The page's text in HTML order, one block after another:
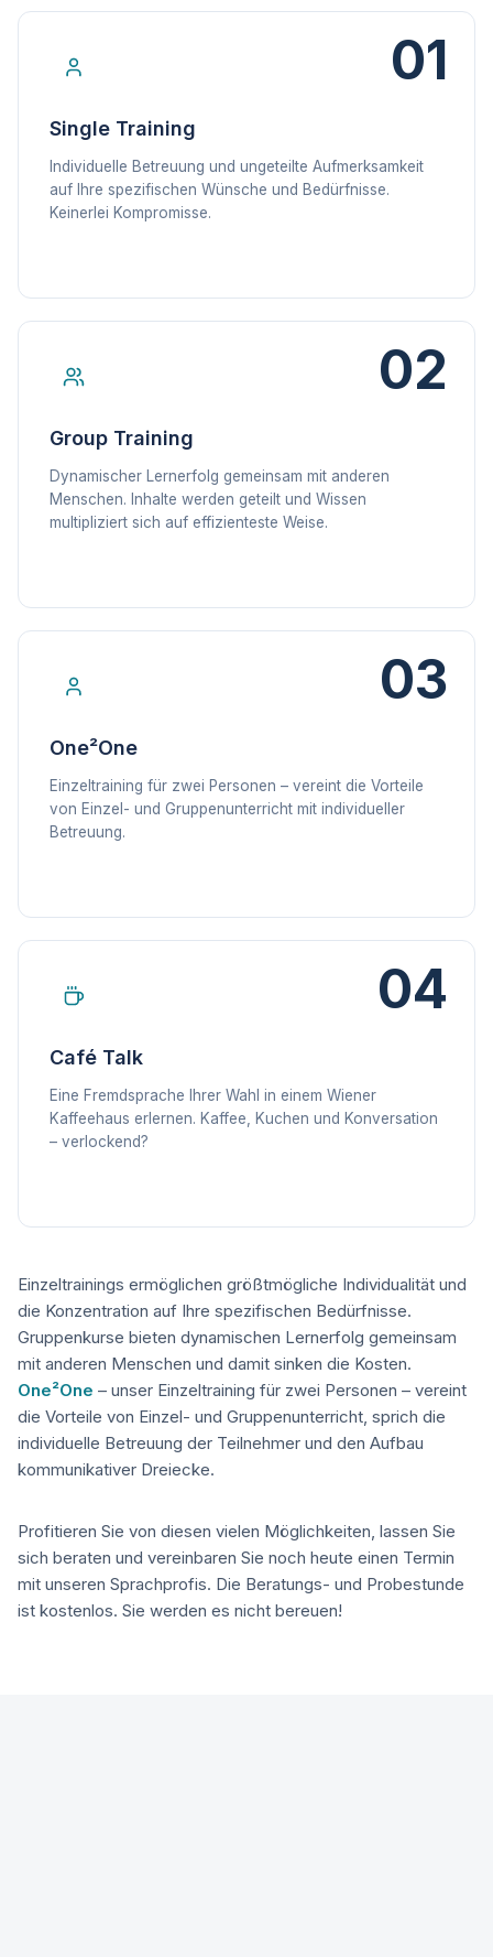
01
Single Training
Individuelle Betreuung und ungeteilte Aufmerksamkeit
auf Ihre spezifischen Wünsche und Bedürfnisse.
Keinerlei Kompromisse.
02
Group Training
Dynamischer Lernerfolg gemeinsam mit anderen
Menschen. Inhalte werden geteilt und Wissen
multipliziert sich auf effizienteste Weise.
03
One²One
Einzeltraining für zwei Personen – vereint die Vorteile
von Einzel- und Gruppenunterricht mit individueller
Betreuung.
04
Café Talk
Eine Fremdsprache Ihrer Wahl in einem Wiener
Kaffeehaus erlernen. Kaffee, Kuchen und Konversation
– verlockend?
Einzeltrainings ermöglichen größtmögliche Individualität und
die Konzentration auf Ihre spezifischen Bedürfnisse.
Gruppenkurse bieten dynamischen Lernerfolg gemeinsam
mit anderen Menschen und damit sinken die Kosten.
One²One – unser Einzeltraining für zwei Personen – vereint
die Vorteile von Einzel- und Gruppenunterricht, sprich die
individuelle Betreuung der Teilnehmer und den Aufbau
kommunikativer Dreiecke.
Profitieren Sie von diesen vielen Möglichkeiten, lassen Sie
sich beraten und vereinbaren Sie noch heute einen Termin
mit unseren Sprachprofis. Die Beratungs- und Probestunde
ist kostenlos. Sie werden es nicht bereuen!